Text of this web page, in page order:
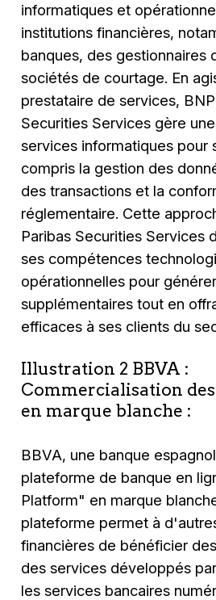
informatiques et
institutions financières,
banques, des gestionnaires
sociétés de courtage. En
prestataire de services,
Securities Services gère
services informatiques pour
compris la gestion des
des transactions et la
réglementaire. Cette
Paribas Securities Services
ses compétences
opérationnelles pour
supplémentaires tout en
efficaces à ses clients du
Illustration 2 BBVA :
Commercialisation
en marque blanche :
BBVA, une banque
plateforme de banque en
Platform" en marque
plateforme permet à
financières de bénéficier
des services développés
les services bancaires